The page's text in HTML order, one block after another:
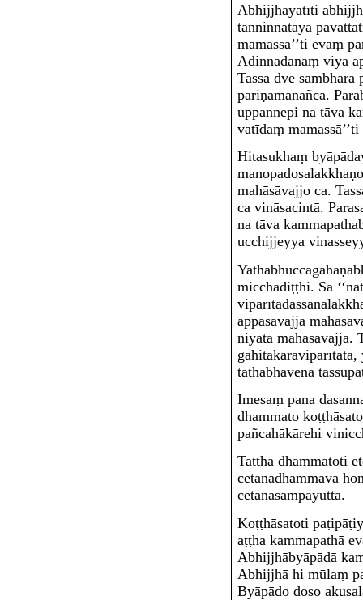
Abhijjhāyatīti
tanninnatāya
mamassā’’ti evaṃ
Adinnādānaṃ viya
Tassā dve sambhārā
pariṇāmanañca.
uppannepi na tāva
vatīdaṃ
Hitasukhaṃ
mahāsāvajjo ca.
ca vināsacintā.
na tāva
ucchijjeyya
micchādiṭṭhi. Sā
appasāvajjā
niyatā mahāsāvajjā.
gahitākāraviparītatā,
tathābhāvena
Imesaṃ pana
dhammato
pañcahākārehi
Tattha dhammatoti
cetanādhammāva
cetanāsampayuttā.
Koṭṭhāsatoti
aṭṭha kammapathā
Abhijjhābyāpādā
Abhijjhā hi mūlaṃ
Byāpādo doso